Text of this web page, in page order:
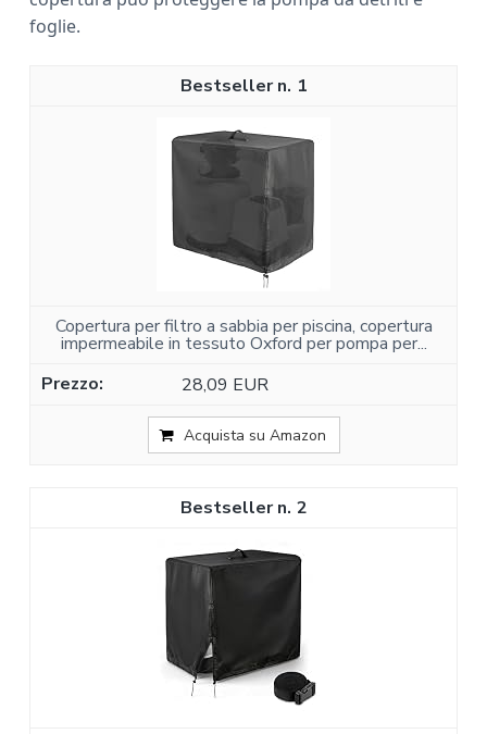
foglie.
1
Copertura per filtro a sabbia per piscina, copertura
impermeabile in tessuto Oxford per pompa per...
28,09 EUR
Acquista su Amazon
2